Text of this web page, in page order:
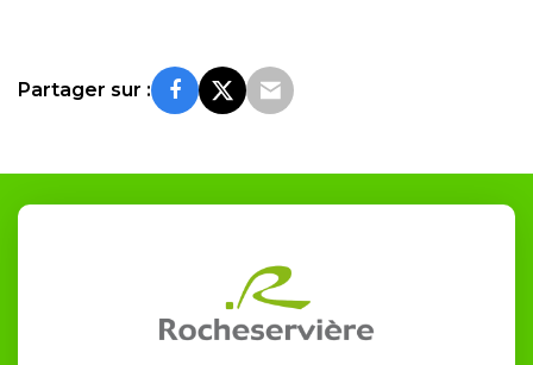
Partager sur :